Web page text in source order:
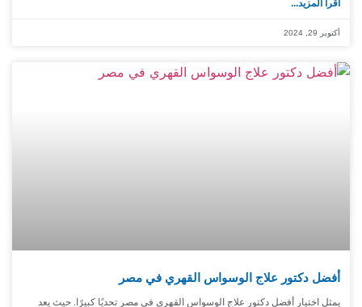
اقرأ المزيد...
أكتوبر 29, 2024
أفضل دكتور علاج الوسواس القهري في مصر
يمثل اختيار أفضل دكتور علاج الوسواس القهري في مصر تحديًا كبيرًا. حيث يعد